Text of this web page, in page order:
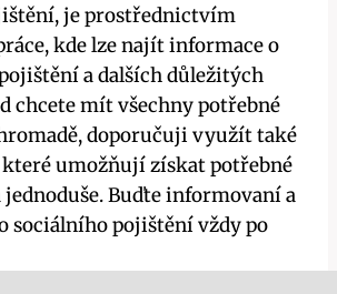
je prostřednictvím
kde lze najít informace o
a dalších důležitých
chcete mít všechny potřebné
doporučuji využít také
které umožňují získat potřebné
jednoduše. Buďte informovaní a
sociálního pojištění vždy po